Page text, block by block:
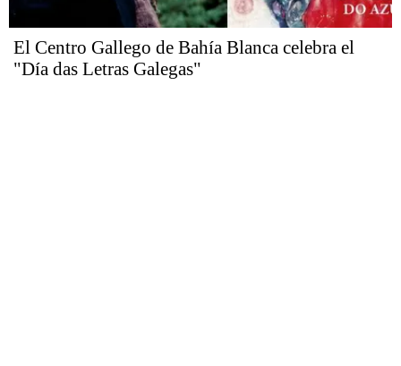
El Centro Gallego de Bahía Blanca celebra el
"Día das Letras Galegas"